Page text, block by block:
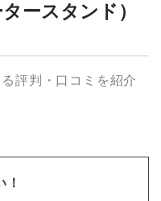
ースタンド）
評判・口コミを紹介